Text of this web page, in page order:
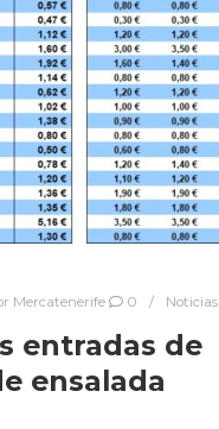
Mercatenerife 0 Noticias
entradas de
ensalada